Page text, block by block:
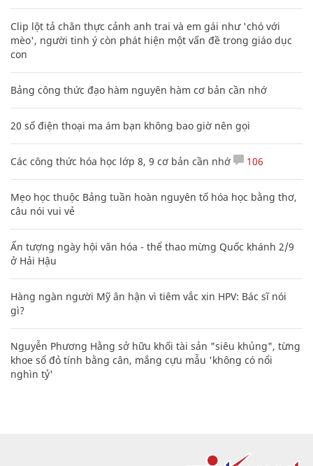
Clip lột tả chân thực cảnh anh trai và em gái như 'chó với
mèo', người tinh ý còn phát hiện một vấn đề trong giáo dục
con
Bảng công thức đạo hàm nguyên hàm cơ bản cần nhớ
20 số điện thoại ma ám bạn không bao giờ nên gọi
Các công thức hóa học lớp 8, 9 cơ bản cần nhớ 106
Mẹo học thuộc Bảng tuần hoàn nguyên tố hóa học bằng thơ,
câu nói vui vẻ
Ấn tượng ngày hội văn hóa - thể thao mừng Quốc khánh 2/9
ở Hải Hậu
Hàng ngàn người Mỹ ân hận vì tiêm vắc xin HPV: Bác sĩ nói
gì?
Nguyễn Phương Hằng sở hữu khối tài sản "siêu khủng", từng
khoe sổ đỏ tính bằng cân, mắng cựu mẫu 'không có nổi
nghìn tỷ'